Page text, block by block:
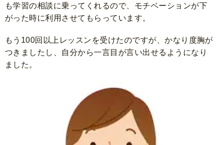
も学習の相談に乗ってくれるので、モチベーションが下
がった時に利用させてもらっています。
もう100回以上レッスンを受けたのですが、かなり度胸が
つきましたし、自分から一言目が言い出せるようになり
ました。